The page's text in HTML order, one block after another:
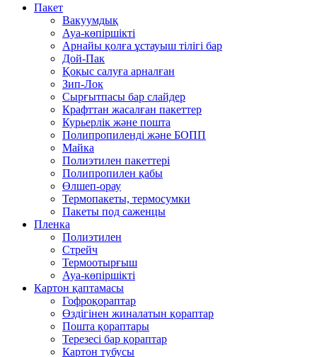
Пакет
Вакуумдық
Ауа-көпіршікті
Арнайы қолға ұстауыш тілігі бар
Дой-Пак
Қоқыс салуға арналған
Зип-Лок
Сырғытпасы бар слайдер
Крафттан жасалған пакеттер
Курьерлік және пошта
Полипропиленді және БОПП
Майка
Полиэтилен пакеттері
Полипропилен қабы
Өлшеп-орау
Термопакеты, термосумки
Пакеты под саженцы
Пленка
Полиэтилен
Стрейч
Термоотырғыш
Ауа-көпіршікті
Картон қаптамасы
Гофроқораптар
Өздігінен жиналатын қораптар
Пошта қораптары
Терезесі бар қораптар
Картон тубусы